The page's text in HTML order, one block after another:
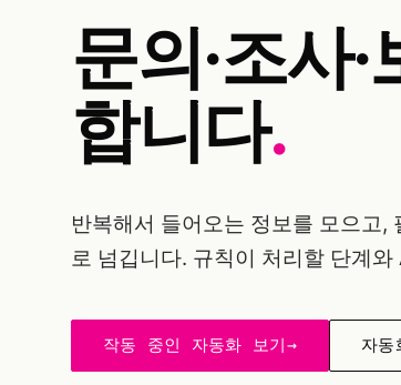
문의·조사
합니다.
반복해서 들어오는 정보를 모으고,
로 넘깁니다. 규칙이 처리할 단계
작동 중인 자동화 보기→ 자